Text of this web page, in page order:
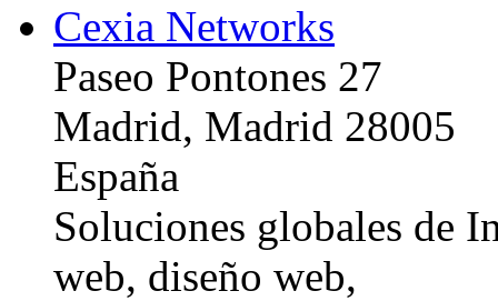
Cexia Networks
Paseo Pontones 27
Madrid, Madrid 28005
España
Soluciones globales de
web, diseño web,